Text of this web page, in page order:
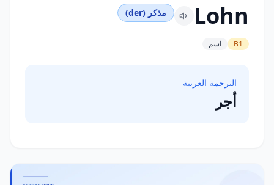
Lohn مذكر (der)
B1 اسم
الترجمة العربية
أجر